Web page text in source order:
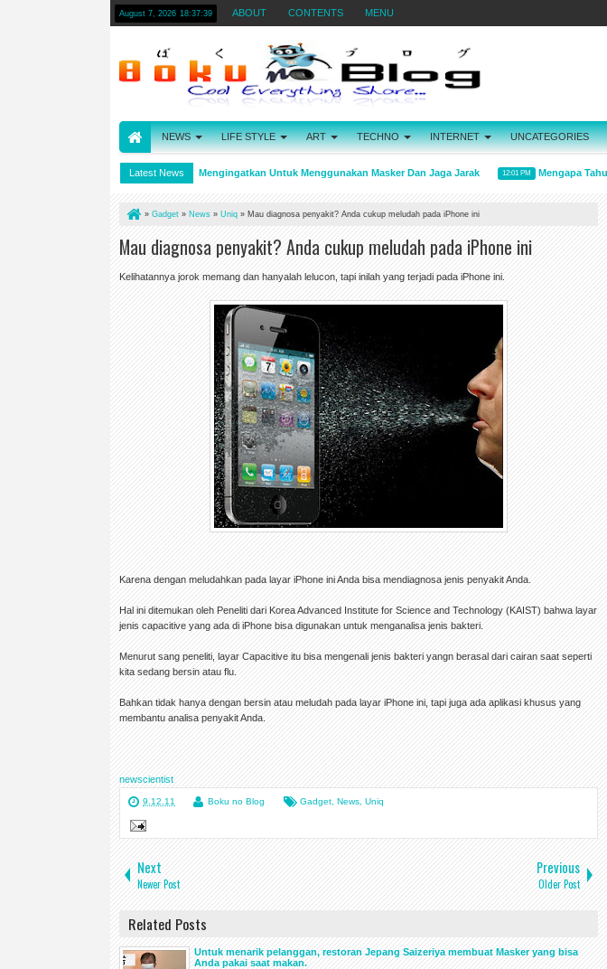
August 7, 2026 18:37:39 ABOUT CONTENTS MENU
NEWS LIFE STYLE ART TECHNO INTERNET UNCATEGORIES
Latest News
Google Doodle Hari Ini Mengingatkan Untuk Menggunakan Masker Dan Jaga Jarak 12:01 PM Mengapa Tahun
» Gadget » News » Uniq » Mau diagnosa penyakit? Anda cukup meludah pada iPhone ini
Mau diagnosa penyakit? Anda cukup meludah pada iPhone ini
Kelihatannya jorok memang dan hanyalah lelucon, tapi inilah yang terjadi pada iPhone ini.
Karena dengan meludahkan pada layar iPhone ini Anda bisa mendiagnosa jenis penyakit Anda.
Hal ini ditemukan oleh Peneliti dari Korea Advanced Institute for Science and Technology (KAIST) bahwa layar
jenis capacitive yang ada di iPhone bisa digunakan untuk menganalisa jenis bakteri.
Menurut sang peneliti, layar Capacitive itu bisa mengenali jenis bakteri yangn berasal dari cairan saat seperti
kita sedang bersin atau flu.
Bahkan tidak hanya dengan bersin atau meludah pada layar iPhone ini, tapi juga ada aplikasi khusus yang
membantu analisa penyakit Anda.
newscientist
9.12.11 Boku no Blog Gadget News Uniq
Next
Newer Post
Previous
Older Post
Related Posts
Untuk menarik pelanggan, restoran Jepang Saizeriya membuat Masker yang bisa
Anda pakai saat makan.